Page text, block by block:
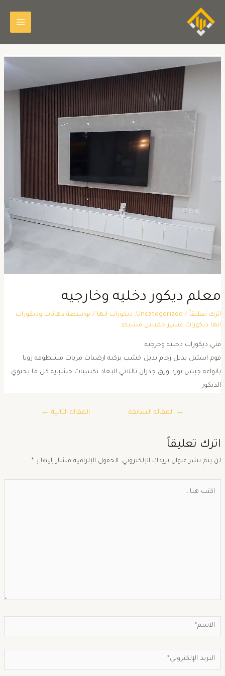
ديكور دخليه وخارجيه
تعليقاً /
Uncategorized
,ديكورات ابها/ بواسطة دهانات وديكورات
ديكورات عسير خميس مشيط
ديكورات دخليه وخرجيه
استيل بديل رخام بديل خشب بركيه ارضيات مريات مشطوفه زويا
جبس بورد ورق جدران ثاللاثي البعاد تكسيات خشبايه كل ما يحتوي
→المقالة السابقة المقالة التالية←
تعليقاً
يتم نشر عنوان بريدك الإلكتروني. الحقول الإلزامية مشار إليها بـ *